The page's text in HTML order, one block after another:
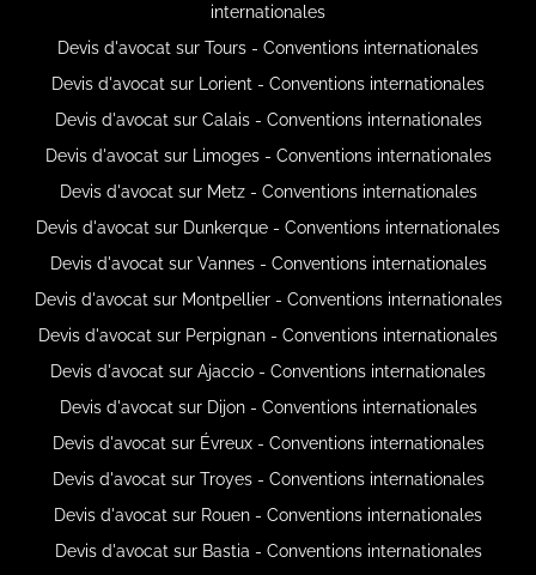
internationales
Devis d'avocat sur Tours - Conventions internationales
Devis d'avocat sur Lorient - Conventions internationales
Devis d'avocat sur Calais - Conventions internationales
Devis d'avocat sur Limoges - Conventions internationales
Devis d'avocat sur Metz - Conventions internationales
Devis d'avocat sur Dunkerque - Conventions internationales
Devis d'avocat sur Vannes - Conventions internationales
Devis d'avocat sur Montpellier - Conventions internationales
Devis d'avocat sur Perpignan - Conventions internationales
Devis d'avocat sur Ajaccio - Conventions internationales
Devis d'avocat sur Dijon - Conventions internationales
Devis d'avocat sur Évreux - Conventions internationales
Devis d'avocat sur Troyes - Conventions internationales
Devis d'avocat sur Rouen - Conventions internationales
Devis d'avocat sur Bastia - Conventions internationales